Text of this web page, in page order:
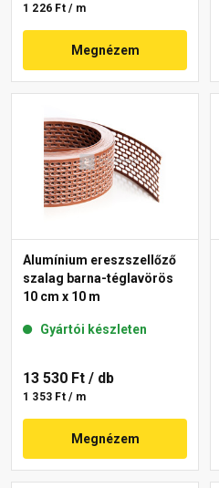
1 226 Ft / m
Megnézem
Alumínium ereszszellőző
szalag barna-téglavörös
10 cm x 10 m
Gyártói készleten
13 530 Ft / db
1 353 Ft / m
Megnézem